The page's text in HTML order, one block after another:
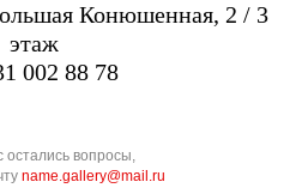
Конюшенная, 2 / 3
этаж
002 88 78
остались вопросы,
name.gallery@mail.ru